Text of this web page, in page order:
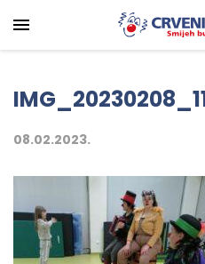
08.02.2023.